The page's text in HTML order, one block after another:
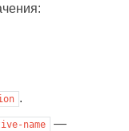
.
name
—